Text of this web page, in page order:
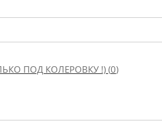
ПОД КОЛЕРОВКУ !) (0)